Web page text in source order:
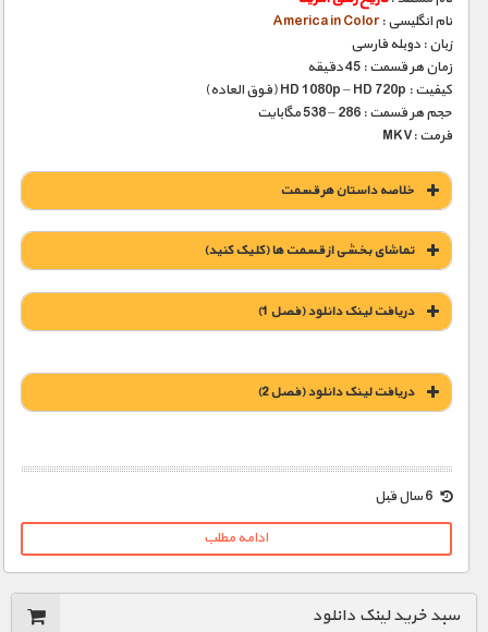
نام انگلیسی :America in Color
زبان : دوبله فارسی
زمان هر قسمت : 45 دقیقه
کیفیت : HD 1080p – HD 720p (فوق العاده)
حجم هر قسمت : 286 – 538 مگابایت
فرمت :MKV
خلاصه داستان هر قسمت
تماشای بخشی از قسمت ها (کلیک کنید)
دریافت لینک دانلود (فصل 1)
1900 تومان – دانلود قسمت 1 (دهه 1920)
1900 تومان – دانلود قسمت 2 (دهه 1930)
دریافت لینک دانلود (فصل 2)
1900 تومان – غول های صنعت (افزودن به سبد خريد)
1900 تومان – غرب وحشی (افزودن به سبد خريد)
ادامه مطلب
سبد خرید لینک دانلود